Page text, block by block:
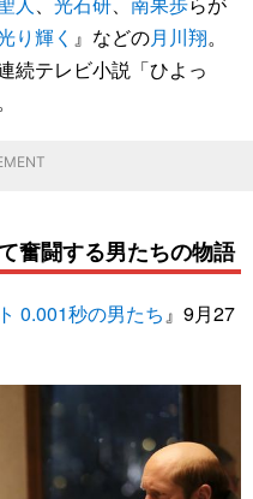
り輝く 』などの月川翔。
続テレビ小説「ひよっ
奮闘する男たちの物語
0.001秒の男たち』9月27